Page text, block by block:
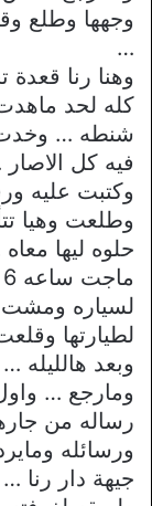
وجهها وطلع
…
وهنا رنا
كله لحد
شنطه … وخدت
فيه كل
وكتبت عليه
وطلعت وهيا
حلوه ليها
لسياره
لطيارتها
وبعد
رساله من
ورسائله
جيهة دار رنا